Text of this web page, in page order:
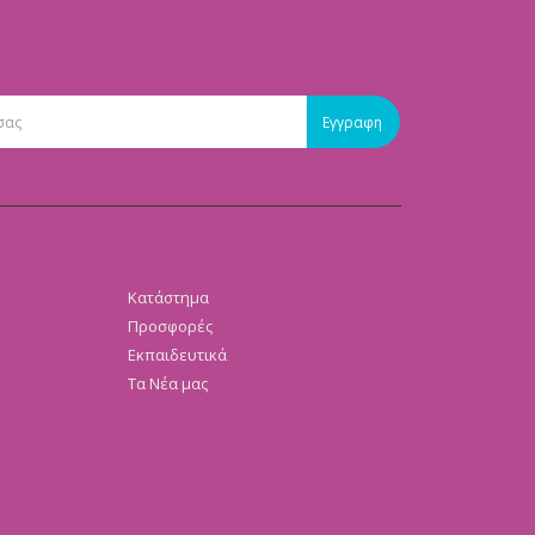
Κατάστημα
Προσφορές
Εκπαιδευτικά
Τα Νέα μας